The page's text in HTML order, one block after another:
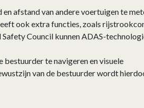
afstand van andere voertuigen te
ook extra functies, zoals
Council kunnen ADAS-
bestuurder te navigeren en visuele
van de bestuurder wordt